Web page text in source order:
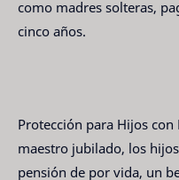
como madres solteras,
cinco años.
Protección para Hijos
maestro jubilado, los
pensión de por vida, un